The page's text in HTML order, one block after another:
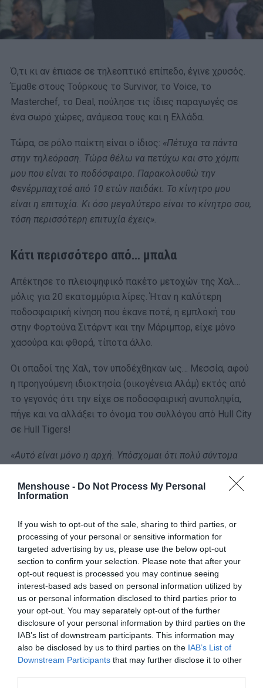
Menshouse - Do Not Process My Personal
Information
If you wish to opt-out of the sale, sharing to third parties, or
processing of your personal or sensitive information for
targeted advertising by us, please use the below opt-out
section to confirm your selection. Please note that after your
opt-out request is processed you may continue seeing
interest-based ads based on personal information utilized by
us or personal information disclosed to third parties prior to
your opt-out. You may separately opt-out of the further
disclosure of your personal information by third parties on the
IAB’s list of downstream participants. This information may
also be disclosed by us to third parties on the IAB’s List of
Downstream Participants that may further disclose it to other
Ό,τι κι αν έπιασε σε τηλεοπτικό επίπεδο, έγινε χρυσός.
Έμαθε στους Τούρκους το Survivor, το Voice, το
Masterchef, το Deal, πούλησε τις ίδιες παραγωγές σε
ένα σωρό χώρες, ανάμεσα τους και η Ελλάδα.
Τώρα, σε ρόλο παίκτη είναι ο ίδιος: «Πέτυχα τα πάντα
στην τηλεόραση. Τώρα θέλω να πετύχω και στο χόμπι
μου που είναι το ποδόσφαιρο. Παρακολουθώ την
Φενέρμπαχτσέ από 10 ετών παιδάκι. Το κίνητρο μου
είναι η επιτυχία. Κι όσο μεγαλύτερο είναι το κίνητρο σου,
τόση περισσότερη επιτυχία έχεις».
Κάτι περισσότερο από… μπαλα
Απέκτησε το πλειοψηφικό πακέτο μετοχών της Χαλ…
μόλις για 20 εκατομμύρια λίρες. Ήταν η καλύτερη
ποδοσφαιρική κίνηση που έκανε ποτέ, η εμπλοκή του
στην Φορτούνα Σιτάρντ και την Μάριμπορ, είχε μόνο
χασούρα και φθορά, τίποτα άλλο.
Οι οπαδοί της Χαλ, τον υποδέχθηκαν ως… Μεσσία, αφού
η προηγούμενη ιδιοκτησία (οικογένεια Αλάμ) εκτός από
το γεγονός ότι την είχε σε ποδοσφαιρική ανυποληψία,
πήγε και να αλλάξει το όνομα του συλλόγου από Hull City
σε Hull Tigers!
«Αυτό είναι μόνο η αρχή. Υπόσχομαι ότι πολύ σύντομα
λογαριασμούς της Χαλ στα social media και ότι στο
μέλλον θα έχουμε 10 εκατομμύρια Τούρκους που θα
Αγγλία»,
είχε πει στις προγραμματικές του δηλώσεις
πριν από τέσσερα χρόνια.
Έπεσε λιγάκι έξω. Σήμερα, ο επίσημος λογαριασμός της
Χαλ στο Instagram έχει κάτι λιγότερο από 600.000
followers.
Το πλάνο του ξεπερνούσε κατά πολύ το ποδοσφαιρικό
κομμάτι:«Ονειρεύομαι τρελά πράγματα, όπως να
πηγαίνω τους οπαδούς της Χαλ στην Τουρκία για
διακοπές, αλλά και να προσφέρω την δυνατότητα σε